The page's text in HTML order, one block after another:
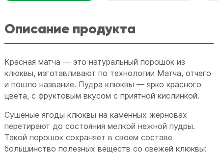
Описание продукта
Красная матча — это натуральный порошок из
клюквы, изготавливают по технологии Матча, отчего
и пошло название. Пудра клюквы — ярко красного
цвета, с фруктовым вкусом с приятной кислинкой.
Сушеные ягоды клюквы на каменных жерновах
перетирают до состояния мелкой нежной пудры.
Такой порошок сохраняет в своем составе
большинство полезных веществ со свежей клюквы: